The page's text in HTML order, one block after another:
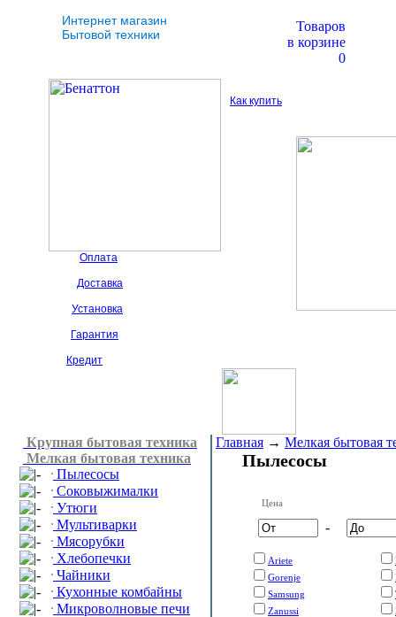
Интернет магазин
Бытовой техники
Товаров
в корзине
0
Как купить
Оплата
Доставка
Установка
Гарантия
Кредит
Крупная бытовая техника
Мелкая бытовая техника
Пылесосы
Соковыжималки
Утюги
Мультиварки
Мясорубки
Хлебопечки
Чайники
Кухонные комбайны
Микроволновые печи
Главная → Мелкая бытовая
Пылесосы
Цена
-
Ariete
Gorenje
Samsung
Zanussi